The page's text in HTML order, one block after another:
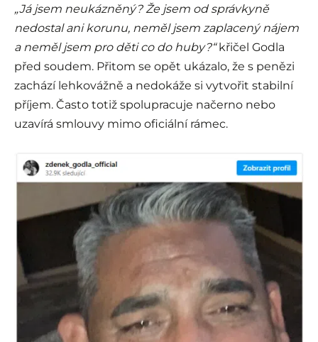
„Já jsem neukázněný? Že jsem od správkyně
nedostal ani korunu, neměl jsem zaplacený nájem
a neměl jsem pro děti co do huby?“křičel Godla
před soudem. Přitom se opět ukázalo, že s penězi
zachází lehkovážně a nedokáže si vytvořit stabilní
příjem. Často totiž spolupracuje načerno nebo
uzavírá smlouvy mimo oficiální rámec.